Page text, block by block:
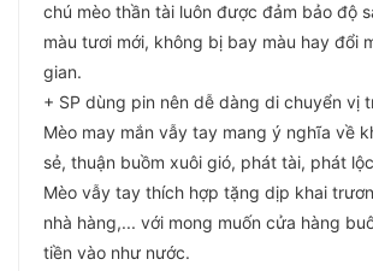
chú mèo thần tài luôn được đảm bảo độ
màu tươi mới, không bị bay màu hay đổi
gian.
+ SP dùng pin nên dễ dàng di chuyển vị
Mèo may mắn vẫy tay mang ý nghĩa về
sẻ, thuận buồm xuôi gió, phát tài, phát
Mèo vẫy tay thích hợp tặng dịp khai
nhà hàng,... với mong muốn cửa hàng
tiền vào như nước.